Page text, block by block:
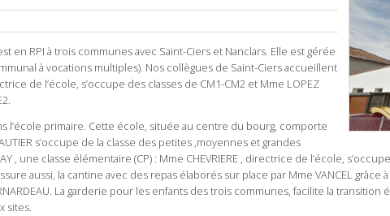
en RPI à trois communes avec Saint-Ciers et Nanclars. Elle est gérée
à vocations multiples). Nos collègues de Saint-Ciers accueillent
de l’école, s’occupe des classes de CM1-CM2 et Mme LOPEZ
l’école primaire. Cette école, située au centre du bourg, comporte
s’occupe de la classe des petites ,moyennes et grandes
, une classe élémentaire (CP) : Mme CHEVRIERE , directrice de l’école,
aussi, la cantine avec des repas élaborés sur place par Mme VANCEL
La garderie pour les enfants des trois communes, facilite la
sites.